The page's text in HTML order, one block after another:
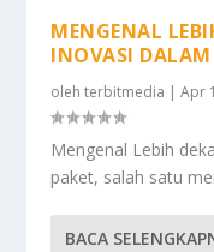
MENGENAL
INOVASI
olehterbitmedia |Apr
Mengenal Lebih
paket, salah satu
BACA